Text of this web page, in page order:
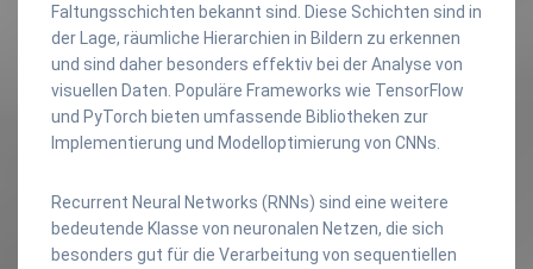
Faltungsschichten bekannt sind. Diese Schichten sind in
der Lage, räumliche Hierarchien in Bildern zu erkennen
und sind daher besonders effektiv bei der Analyse von
visuellen Daten. Populäre Frameworks wie TensorFlow
und PyTorch bieten umfassende Bibliotheken zur
Implementierung und Modelloptimierung von CNNs.
Recurrent Neural Networks (RNNs) sind eine weitere
bedeutende Klasse von neuronalen Netzen, die sich
besonders gut für die Verarbeitung von sequentiellen